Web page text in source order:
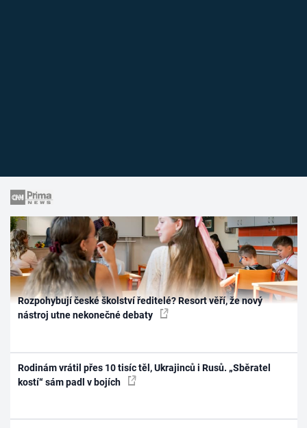
Rozpohybují české školství ředitelé? Resort věří, že nový
nástroj utne nekonečné debaty
Rodinám vrátil přes 10 tisíc těl, Ukrajinců i Rusů. „Sběratel
kostí“ sám padl v bojích